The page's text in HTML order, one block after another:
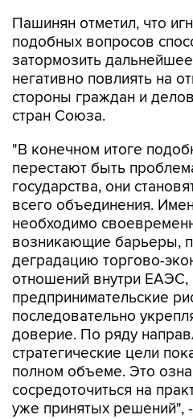
Пашинян отметил, что
подобных вопросов
затормозить
негативно повлиять на
стороны граждан и
стран Союза.
"В конечном итоге
перестают быть
государства, они
всего объединения.
необходимо
возникающие барьеры,
деградацию торгово-
отношений внутри ЕАЭС,
предпринимательские
последовательно
доверие. По ряду
стратегические цели
полном объеме. Это
сосредоточиться на
уже принятых решений",